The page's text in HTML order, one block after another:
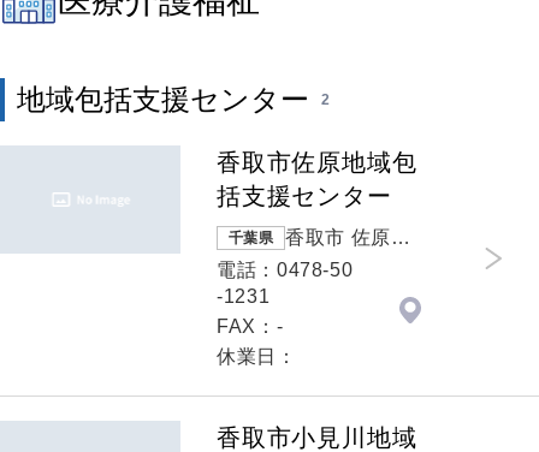
地域包括支援センター 2
香取市佐原地域包
括支援センター
千葉県
香取市 佐原ロ
２１２７
電話：0478-50
-1231
FAX：-
休業日：
香取市小見川地域